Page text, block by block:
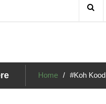
Home #Koh Kood